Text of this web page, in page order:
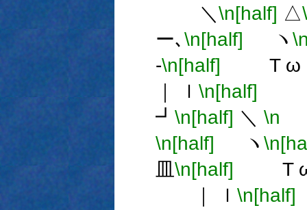
＼ \n[half] △
ー､\n[half] ヽ
-\n[half] T ω
｜ ｌ \n[half]
┛ \n[half] ＼ \n
\n[half] ヽ
皿\n[half] T ω
｜ ｌ \n[half]